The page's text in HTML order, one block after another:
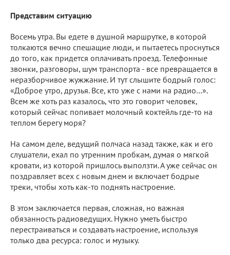
Представим ситуацию
Восемь утра. Вы едете в душной маршрутке, в которой
толкаются вечно спешащие люди, и пытаетесь проснуться
до того, как придется оплачивать проезд. Телефонные
звонки, разговоры, шум транспорта - все превращается в
неразборчивое жужжание. И тут слышите бодрый голос:
«Доброе утро, друзья. Все, кто уже с нами на радио…».
Всем же хоть раз казалось, что это говорит человек,
который сейчас попивает молочный коктейль где-то на
теплом берегу моря?
На самом деле, ведущий полчаса назад также, как и его
слушатели, ехал по утренним пробкам, думая о мягкой
кровати, из которой пришлось выползти. А уже сейчас он
поздравляет всех с новым днем и включает бодрые
треки, чтобы хоть как-то поднять настроение.
В этом заключается первая, сложная, но важная
обязанность радиоведущих. Нужно уметь быстро
перестраиваться и создавать настроение, используя
только два ресурса: голос и музыку.